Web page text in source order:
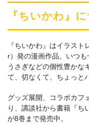
『ちいかわ』
『ちいかわ』はイラス
r）発の漫画作品。いつも
うさぎなどの個性豊かな
て、切なくて、ちょっと
グッズ展開、コラボカフ
り、講談社から書籍『ち
が8巻まで発売中。